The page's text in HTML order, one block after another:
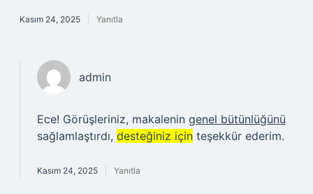
Kasım 24, 2025 Yanıtla
admin
Ece! Görüşleriniz, makalenin genel bütünlüğünü
sağlamlaştırdı, desteğiniz için teşekkür ederim.
Kasım 24, 2025 Yanıtla